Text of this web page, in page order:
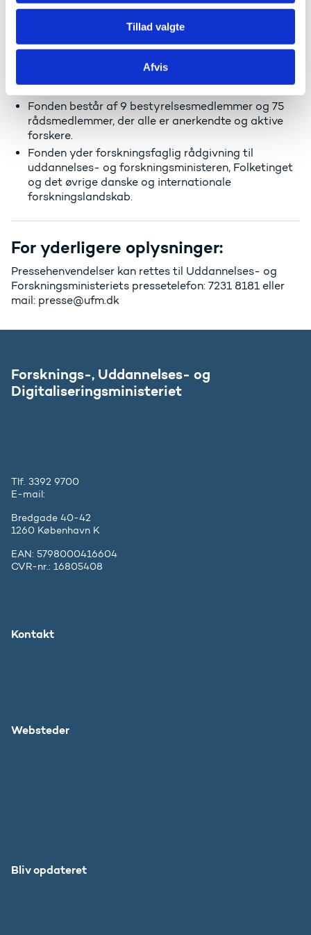
Tillad valgte
Afvis
Fonden investerer årligt cirka 1,9 mia. kr. i risikovillig
forskning, der er baseret på forskernes idéer inden
for og på tværs af alle videnskabelige områder.
Fonden fremmer internationalisering af forskningen
og styrker det unge talent såvel som den erfarne
forsker.
Fonden består af 9 bestyrelsesmedlemmer og 75
rådsmedlemmer, der alle er anerkendte og aktive
forskere.
Fonden yder forskningsfaglig rådgivning til
uddannelses- og forskningsministeren, Folketinget
og det øvrige danske og internationale
forskningslandskab.
For yderligere oplysninger:
Pressehenvendelser kan rettes til Uddannelses- og
Forskningsministeriets pressetelefon: 7231 8181 eller
mail: presse@ufm.dk
Forsknings-, Uddannelses- og
Digitaliseringsministeriet
Tlf. 3392 9700
E-mail:
Bredgade 40-42
1260 København K
EAN: 5798000416604
CVR-nr.: 16805408
Kontakt
Websteder
Bliv opdateret